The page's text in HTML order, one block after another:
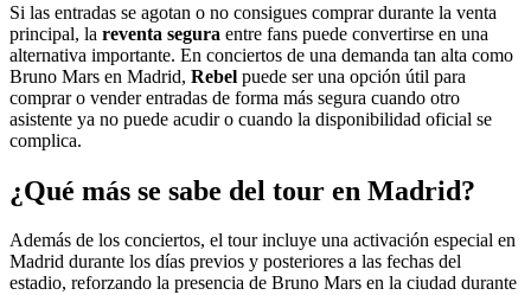
Si las entradas se agotan o no consigues comprar durante la venta
principal, la reventa segura entre fans puede convertirse en una
alternativa importante. En conciertos de una demanda tan alta como
Bruno Mars en Madrid, Rebel puede ser una opción útil para
comprar o vender entradas de forma más segura cuando otro
asistente ya no puede acudir o cuando la disponibilidad oficial se
complica.
¿Qué más se sabe del tour en Madrid?
Además de los conciertos, el tour incluye una activación especial en
Madrid durante los días previos y posteriores a las fechas del
estadio, reforzando la presencia de Bruno Mars en la ciudad durante